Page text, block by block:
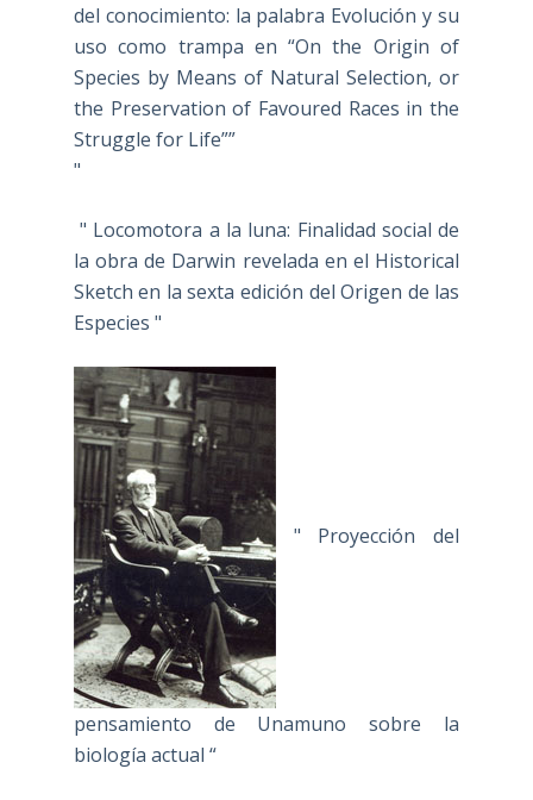
del conocimiento: la palabra Evolución y su
uso como trampa en “On the Origin of
Species by Means of Natural Selection, or
the Preservation of Favoured Races in the
Struggle for Life””
"
" Locomotora a la luna: Finalidad social de
la obra de Darwin revelada en el Historical
Sketch en la sexta edición del Origen de las
Especies "
" Proyección del
pensamiento de Unamuno sobre la
biología actual “